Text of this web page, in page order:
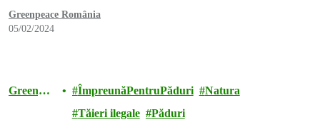
Greenpeace România
05/02/2024
Greenpea
ÎmpreunăPentruPăduri
Natura
Tăieri ilegale
Păduri